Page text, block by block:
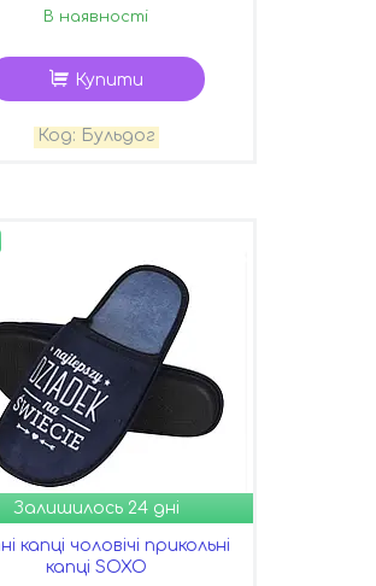
В наявності
Купити
Бульдог
Залишилось 24 дні
капці чоловічі прикольні
капці SOXO